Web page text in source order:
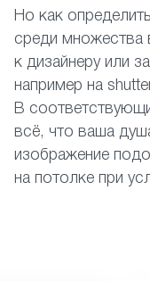
Но как
среди множества
к дизайнеру или
например на
В
всё, что ваша
изображение
на потолке при